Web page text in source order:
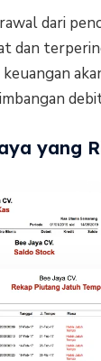
dari
dan
yang